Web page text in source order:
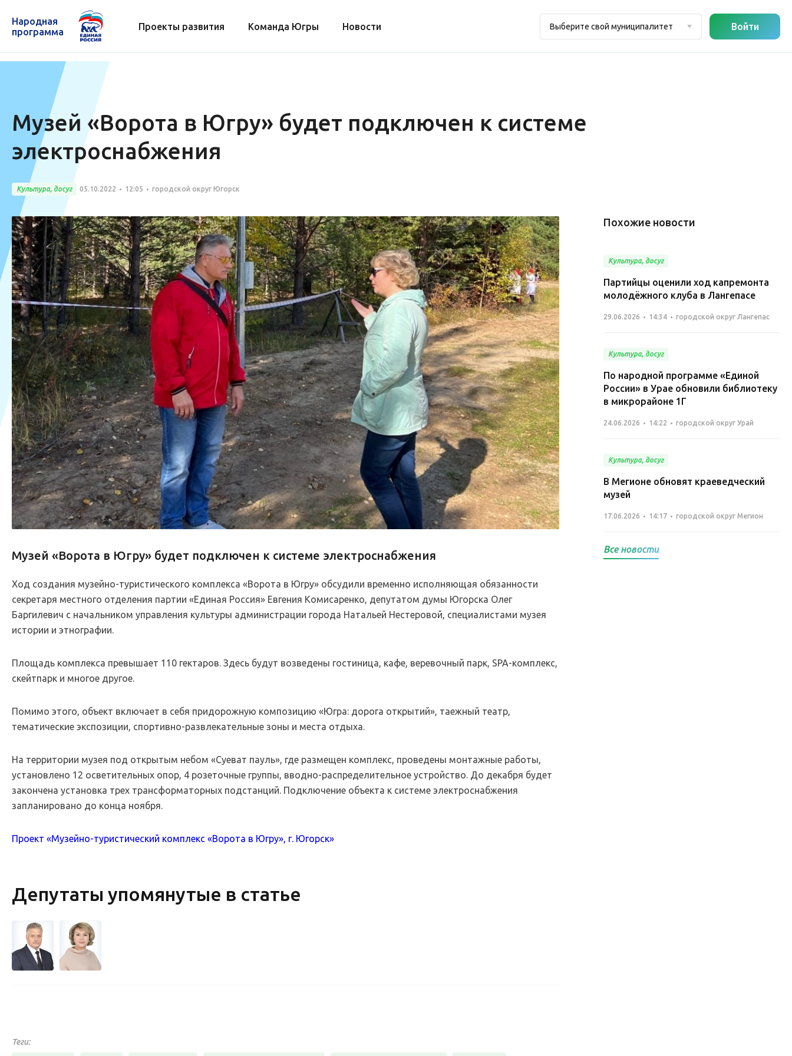
Народная
программа
Проекты развития Команда Югры Новости Выберите свой муниципалитет Войти
Музей «Ворота в Югру» будет подключен к системе
электроснабжения
Культура, досуг 05.10.2022 12:05 городской округ Югорск
Музей «Ворота в Югру» будет подключен к системе электроснабжения
Ход создания музейно-туристического комплекса «Ворота в Югру» обсудили временно исполняющая обязанности
секретаря местного отделения партии «Единая Россия» Евгения Комисаренко, депутатом думы Югорска Олег
Баргилевич с начальником управления культуры администрации города Натальей Нестеровой, специалистами музея
истории и этнографии.
Площадь комплекса превышает 110 гектаров. Здесь будут возведены гостиница, кафе, веревочный парк, SPA-комплекс,
скейтпарк и многое другое.
Помимо этого, объект включает в себя придорожную композицию «Югра: дорога открытий», таежный театр,
тематические экспозиции, спортивно-развлекательные зоны и места отдыха.
На территории музея под открытым небом «Суеват пауль», где размещен комплекс, проведены монтажные работы,
установлено 12 осветительных опор, 4 розеточные группы, вводно-распределительное устройство. До декабря будет
закончена установка трех трансформаторных подстанций. Подключение объекта к системе электроснабжения
запланировано до конца ноября.
Проект «Музейно-туристический комплекс «Ворота в Югру», г. Югорск»
Депутаты упомянутые в статье
Теги:
Похожие новости
Культура, досуг
Партийцы оценили ход капремонта
молодёжного клуба в Лангепасе
29.06.2026 14:34 городской округ Лангепас
Культура, досуг
По народной программе «Единой
России» в Урае обновили библиотеку
в микрорайоне 1Г
24.06.2026 14:22 городской округ Урай
Культура, досуг
В Мегионе обновят краеведческий
музей
17.06.2026 14:17 городской округ Мегион
Все новости